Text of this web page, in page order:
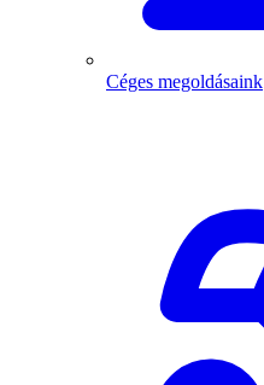
Céges megoldásaink